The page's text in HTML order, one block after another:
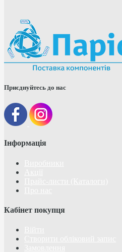
Приєднуйтесь до нас
Інформація
Кабінет покупця